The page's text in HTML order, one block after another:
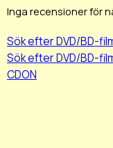
Inga recensioner för
Sök efter DVD/BD-
Sök efter DVD/BD-
CDON